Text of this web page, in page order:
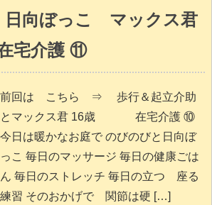
向ぼっこ マックス君
介護 ⑪
前回は こちら ⇒ 歩行＆起立介助
とマックス君 16歳 在宅介護 ⑩
今日は暖かなお庭で のびのびと日向ぼ
っこ 毎日のマッサージ 毎日の健康ごは
ん 毎日のストレッチ 毎日の立つ 座る
練習 そのおかげで 関節は硬 […]